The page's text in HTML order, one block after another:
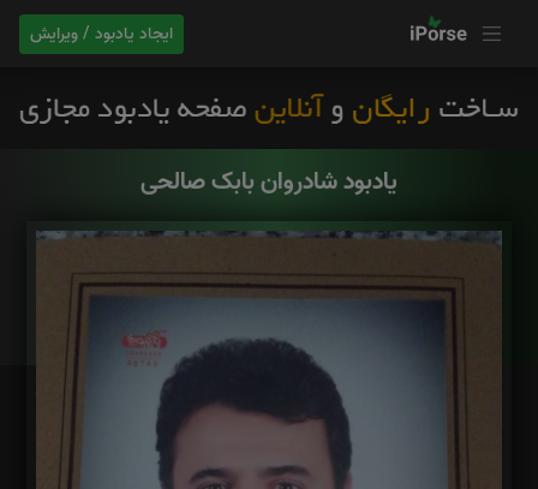
ایجاد یادبود / ویرایش
یادبود شادروان بابک صالحی